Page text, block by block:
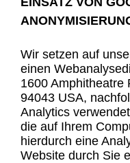
Wir setzen auf
einen
1600 Amphitheatre
94043 USA,
Analytics
die auf Ihrem
hierdurch eine
Website durch Sie